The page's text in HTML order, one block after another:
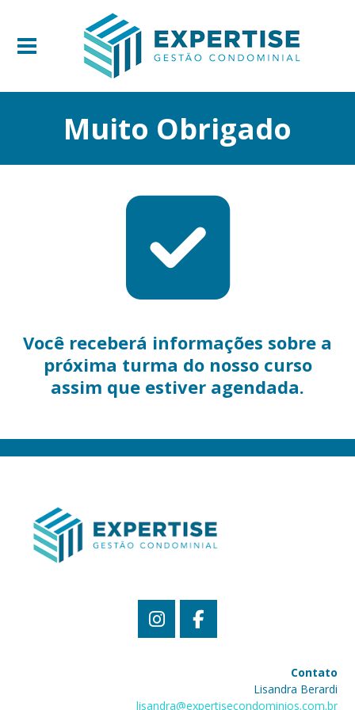
Muito Obrigado
Você receberá informações sobre a
próxima turma do nosso curso
assim que estiver agendada.
Contato
Lisandra Berardi
lisandra@expertisecondominios.com.br